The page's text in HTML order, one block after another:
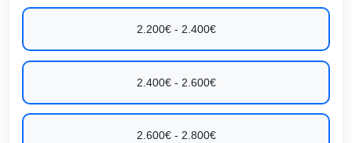
2.200€ - 2.400€
2.400€ - 2.600€
2.600€ - 2.800€